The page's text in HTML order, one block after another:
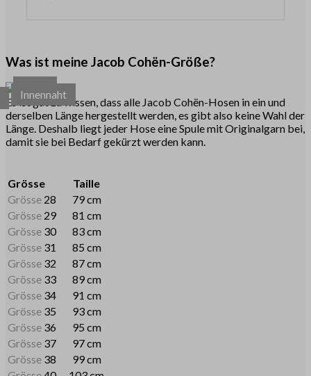
Was ist meine Jacob Cohën-Größe?
Innennaht
Es ist gut zu wissen, dass alle Jacob Cohën-Hosen in ein und
derselben Länge hergestellt werden, es gibt also keine Wahl der
Länge. Deshalb liegt jeder Hose eine Spule mit Originalgarn bei,
damit sie bei Bedarf gekürzt werden kann.
Grösse
Taille
Grösse 28
79 cm
Grösse 29
81 cm
Grösse 30
83 cm
Grösse 31
85 cm
Grösse 32
87 cm
Grösse 33
89 cm
Grösse 34
91 cm
Grösse 35
93 cm
Grösse 36
95 cm
Grösse 37
97 cm
Grösse 38
99 cm